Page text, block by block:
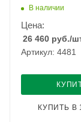
В наличии
Цена:
26 460 руб./
Артикул: 4481
КУПИТЬ В